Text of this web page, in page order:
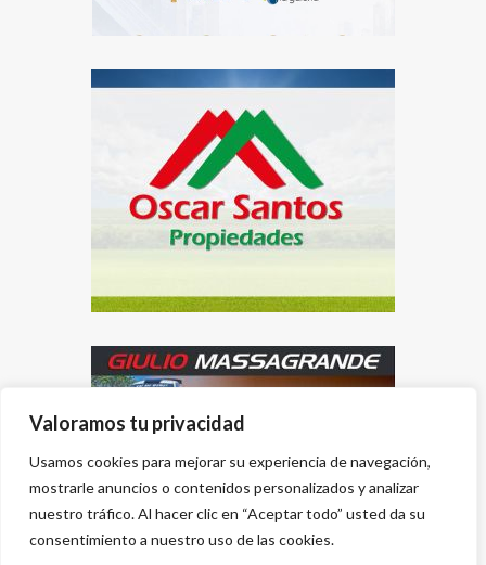
Valoramos tu privacidad
Usamos cookies para mejorar su experiencia de navegación,
mostrarle anuncios o contenidos personalizados y analizar
nuestro tráfico. Al hacer clic en “Aceptar todo” usted da su
consentimiento a nuestro uso de las cookies.